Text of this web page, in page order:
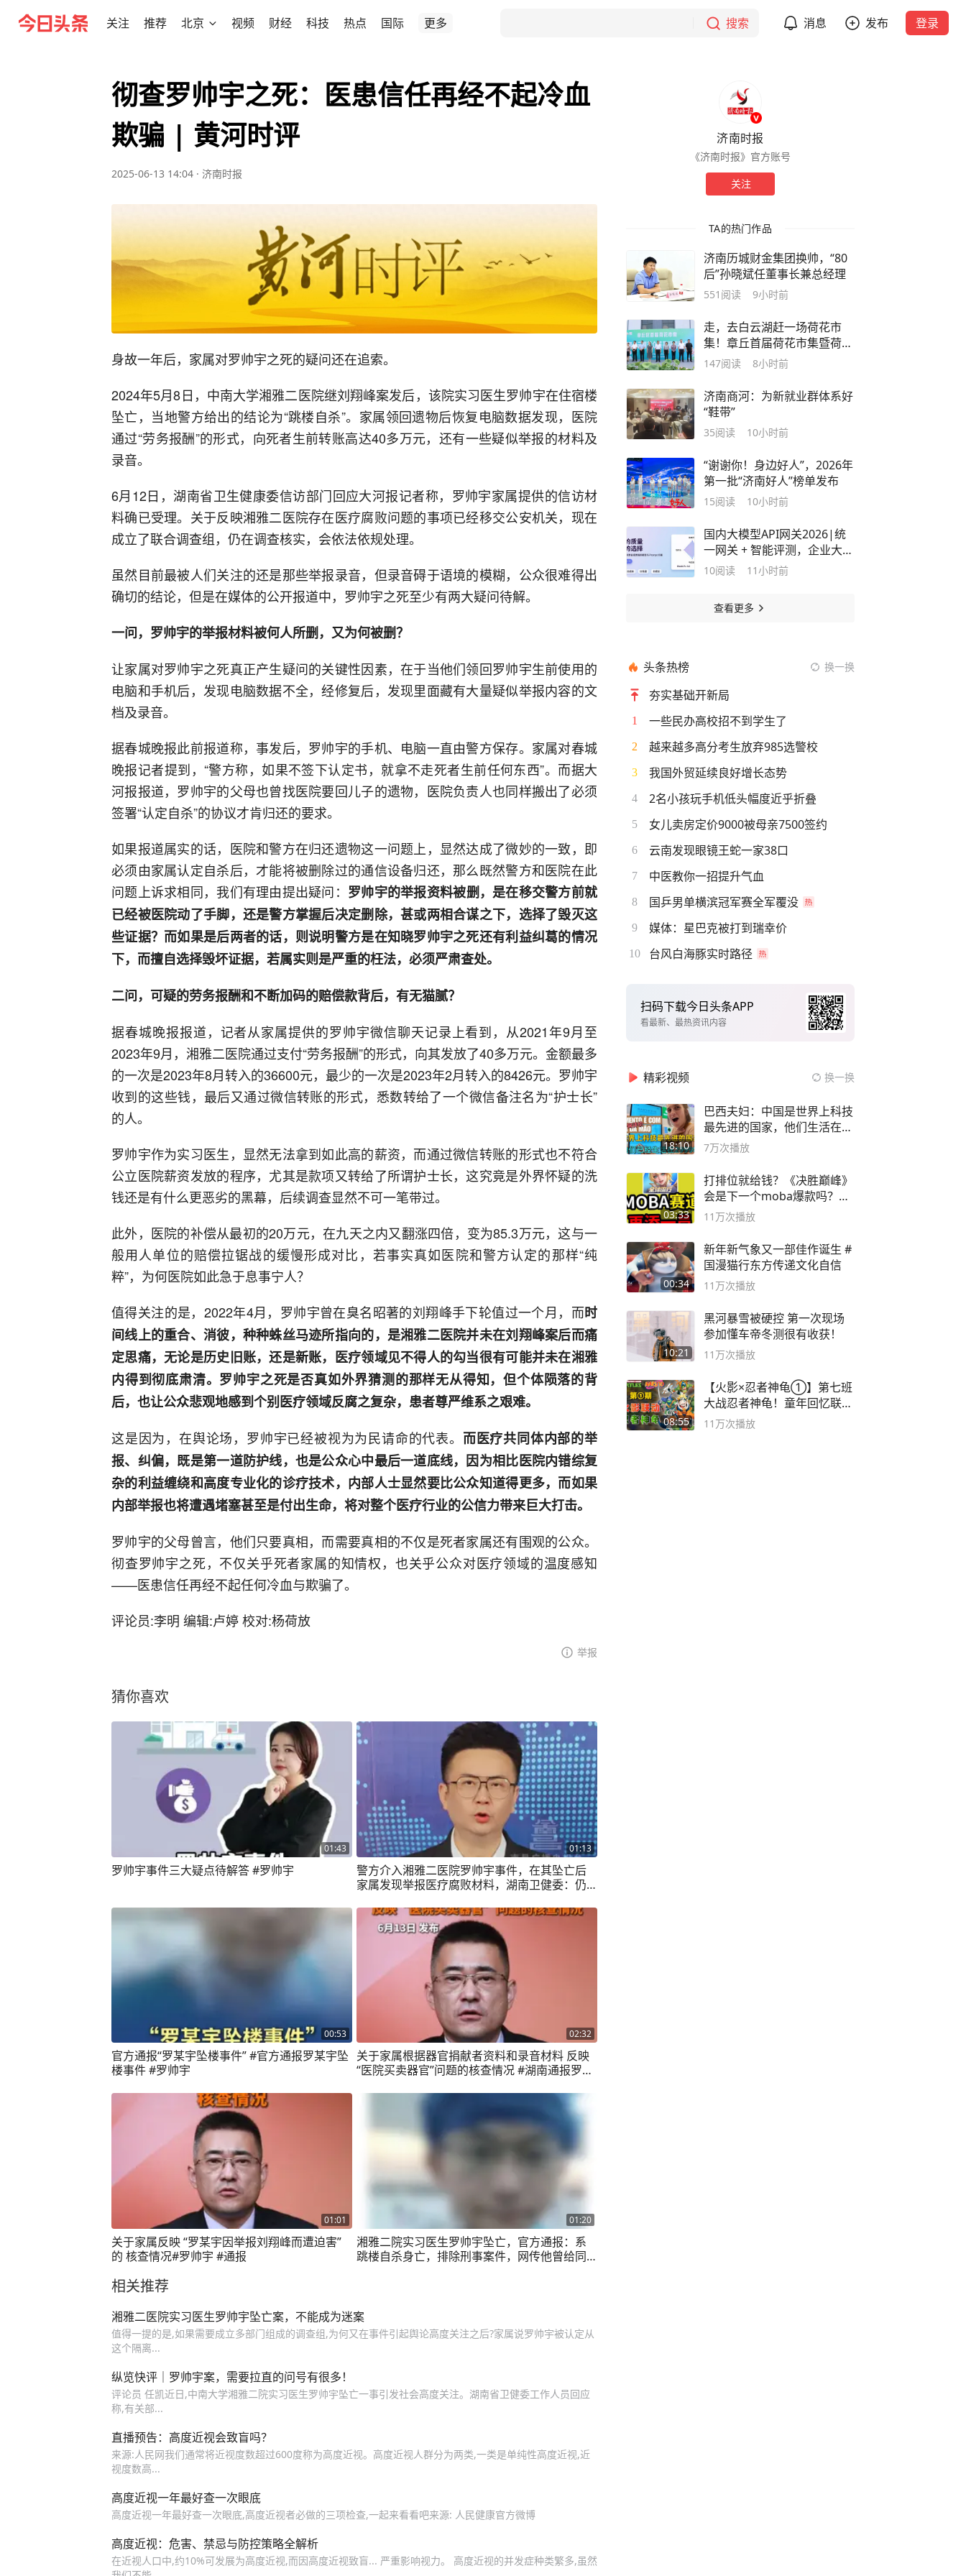
关注 推荐 北京 视频 财经 科技 热点 国际 更多 搜索 消息 发布 登录
彻查罗帅宇之死：医患信任再经不起冷血
欺骗 | 黄河时评
2025-06-13 14:04 · 济南时报
身故一年后，家属对罗帅宇之死的疑问还在追索。
2024年5月8日，中南大学湘雅二医院继刘翔峰案发后，该院实习医生罗帅宇在住宿楼
坠亡，当地警方给出的结论为“跳楼自杀”。家属领回遗物后恢复电脑数据发现，医院
通过“劳务报酬”的形式，向死者生前转账高达40多万元，还有一些疑似举报的材料及
录音。
6月12日，湖南省卫生健康委信访部门回应大河报记者称，罗帅宇家属提供的信访材
料确已受理。关于反映湘雅二医院存在医疗腐败问题的事项已经移交公安机关，现在
成立了联合调查组，仍在调查核实，会依法依规处理。
虽然目前最被人们关注的还是那些举报录音，但录音碍于语境的模糊，公众很难得出
确切的结论，但是在媒体的公开报道中，罗帅宇之死至少有两大疑问待解。
一问，罗帅宇的举报材料被何人所删，又为何被删？
让家属对罗帅宇之死真正产生疑问的关键性因素，在于当他们领回罗帅宇生前使用的
电脑和手机后，发现电脑数据不全，经修复后，发现里面藏有大量疑似举报内容的文
档及录音。
据春城晚报此前报道称，事发后，罗帅宇的手机、电脑一直由警方保存。家属对春城
晚报记者提到，“警方称，如果不签下认定书，就拿不走死者生前任何东西”。而据大
河报报道，罗帅宇的父母也曾找医院要回儿子的遗物，医院负责人也同样搬出了必须
签署“认定自杀”的协议才肯归还的要求。
如果报道属实的话，医院和警方在归还遗物这一问题上，显然达成了微妙的一致，即
必须由家属认定自杀后，才能将被删除过的通信设备归还，那么既然警方和医院在此
问题上诉求相同，我们有理由提出疑问： 罗帅宇的举报资料被删，是在移交警方前就
已经被医院动了手脚，还是警方掌握后决定删除，甚或两相合谋之下，选择了毁灭这
些证据？而如果是后两者的话，则说明警方是在知晓罗帅宇之死还有利益纠葛的情况
下，而擅自选择毁坏证据，若属实则是严重的枉法，必须严肃查处。
二问，可疑的劳务报酬和不断加码的赔偿款背后，有无猫腻？
据春城晚报报道，记者从家属提供的罗帅宇微信聊天记录上看到，从2021年9月至
2023年9月，湘雅二医院通过支付“劳务报酬”的形式，向其发放了40多万元。金额最多
的一次是2023年8月转入的36600元，最少的一次是2023年2月转入的8426元。罗帅宇
收到的这些钱，最后又通过微信转账的形式，悉数转给了一个微信备注名为“护士长”
的人。
罗帅宇作为实习医生，显然无法拿到如此高的薪资，而通过微信转账的形式也不符合
公立医院薪资发放的程序，尤其是款项又转给了所谓护士长，这究竟是外界怀疑的洗
钱还是有什么更恶劣的黑幕，后续调查显然不可一笔带过。
此外，医院的补偿从最初的20万元，在九天之内又翻涨四倍，变为85.3万元，这与一
般用人单位的赔偿拉锯战的缓慢形成对比，若事实真如医院和警方认定的那样“纯
粹”，为何医院如此急于息事宁人？
值得关注的是，2022年4月，罗帅宇曾在臭名昭著的刘翔峰手下轮值过一个月，而时
间线上的重合、消彼，种种蛛丝马迹所指向的，是湘雅二医院并未在刘翔峰案后而痛
定思痛，无论是历史旧账，还是新账，医疗领域见不得人的勾当很有可能并未在湘雅
内得到彻底肃清。罗帅宇之死是否真如外界猜测的那样无从得知，但个体陨落的背
后，也让公众悲观地感到个别医疗领域反腐之复杂，患者尊严维系之艰难。
这是因为，在舆论场，罗帅宇已经被视为为民请命的代表。 而医疗共同体内部的举
报、纠偏，既是第一道防护线，也是公众心中最后一道底线，因为相比医院内错综复
杂的利益缠绕和高度专业化的诊疗技术，内部人士显然要比公众知道得更多，而如果
内部举报也将遭遇堵塞甚至是付出生命，将对整个医疗行业的公信力带来巨大打击。
罗帅宇的父母曾言，他们只要真相，而需要真相的不仅是死者家属还有围观的公众。
彻查罗帅宇之死，不仅关乎死者家属的知情权，也关乎公众对医疗领域的温度感知
——医患信任再经不起任何冷血与欺骗了。
评论员:李明 编辑:卢婷 校对:杨荷放
举报
猜你喜欢
01:43
罗帅宇事件三大疑点待解答 #罗帅宇
01:13
警方介入湘雅二医院罗帅宇事件，在其坠亡后
家属发现举报医疗腐败材料，湖南卫健委：仍
00:53
官方通报“罗某宇坠楼事件” #官方通报罗某宇坠
楼事件 #罗帅宇
02:32
关于家属根据器官捐献者资料和录音材料 反映
“医院买卖器官”问题的核查情况 #湖南通报罗帅
01:01
关于家属反映 “罗某宇因举报刘翔峰而遭迫害”
的 核查情况#罗帅宇 #通报
01:20
湘雅二院实习医生罗帅宇坠亡，官方通报：系
跳楼自杀身亡，排除刑事案件，网传他曾给同
相关推荐
湘雅二医院实习医生罗帅宇坠亡案，不能成为迷案
值得一提的是,如果需要成立多部门组成的调查组,为何又在事件引起舆论高度关注之后?家属说罗帅宇被认定从
这个隔离...
纵览快评｜罗帅宇案，需要拉直的问号有很多！
评论员 任凯近日,中南大学湘雅二院实习医生罗帅宇坠亡一事引发社会高度关注。湖南省卫健委工作人员回应
称,有关部...
直播预告：高度近视会致盲吗？
来源:人民网我们通常将近视度数超过600度称为高度近视。高度近视人群分为两类,一类是单纯性高度近视,近
视度数高...
高度近视一年最好查一次眼底
高度近视一年最好查一次眼底,高度近视者必做的三项检查,一起来看看吧来源: 人民健康官方微博
高度近视：危害、禁忌与防控策略全解析
在近视人口中,约10%可发展为高度近视,而因高度近视致盲... 严重影响视力。 高度近视的并发症种类繁多,虽然
济南时报
《济南时报》官方账号
关注
TA的热门作品
济南历城财金集团换帅，“80
后”孙晓斌任董事长兼总经理
551 阅读 9小时前
走，去白云湖赶一场荷花市
集！章丘首届荷花市集暨荷众
苑荷诞游园会热闹开市
147阅读 8小时前
济南商河：为新就业群体系好
“鞋带”
35阅读 10小时前
“谢谢你！身边好人”，2026年
第一批“济南好人”榜单发布
15阅读 10小时前
国内大模型API网关2026|统
一网关 + 智能评测，企业大模
型降本提质指南
10阅读 11小时前
查看更多
头条热榜 换一换
夯实基础开新局
1 一些民办高校招不到学生了
2 越来越多高分考生放弃985选警校
3 我国外贸延续良好增长态势
4 2名小孩玩手机低头幅度近乎折叠
5 女儿卖房定价9000被母亲7500签约
6 云南发现眼镜王蛇一家38口
7 中医教你一招提升气血
8 国乒男单横滨冠军赛全军覆没
9 媒体：星巴克被打到瑞幸价
10 台风白海豚实时路径
扫码下载今日头条APP
看最新、最热资讯内容
精彩视频 换一换
18:10
巴西夫妇：中国是世界上科技
最先进的国家，他们生活在
2999年
7万次播放
03:33
打排位就给钱？《决胜巅峰》
会是下一个moba爆款吗？#
决胜巅峰
11万次播放
00:34
新年新气象又一部佳作诞生 #
国漫猫行东方传递文化自信
11万次播放
10:21
黑河暴雪被硬控 第一次现场
参加懂车帝冬测很有收获！
11万次播放
08:55
【火影×忍者神龟①】第七班
大战忍者神龟！童年回忆联动
论武？
11万次播放